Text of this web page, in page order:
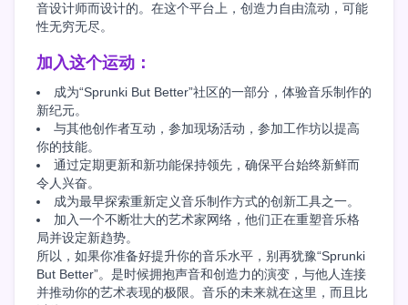
音设计师而设计的。在这个平台上，创造力自由流动，可能
性无穷无尽。
加入这个运动：
成为“Sprunki But Better”社区的一部分，体验音乐制作的
新纪元。
与其他创作者互动，参加现场活动，参加工作坊以提高
你的技能。
通过定期更新和新功能保持领先，确保平台始终新鲜而
令人兴奋。
成为最早探索重新定义音乐制作方式的创新工具之一。
加入一个不断壮大的艺术家网络，他们正在重塑音乐格
局并设定新趋势。
所以，如果你准备好提升你的音乐水平，别再犹豫“Sprunki
But Better”。是时候拥抱声音和创造力的演变，与他人连接
并推动你的艺术表现的极限。音乐的未来就在这里，而且比